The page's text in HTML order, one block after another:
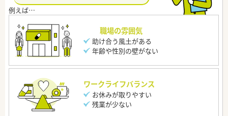
職場の雰囲気
助け合う風土がある
年齢や性別の壁がない
ワークライフバランス
お休みが取りやすい
残業が少ない